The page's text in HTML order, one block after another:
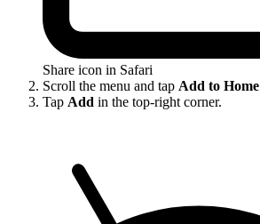
Share icon in Safari
Scroll the menu and tap Add to
Tap Add in the top-right corner.